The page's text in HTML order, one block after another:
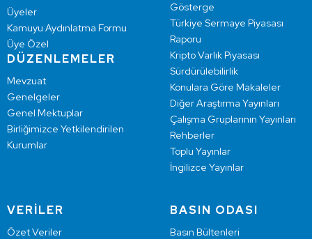
Üyeler
Kamuyu Aydınlatma Formu
Üye Özel
DÜZENLEMELER
Mevzuat
Genelgeler
Genel Mektuplar
Birliğimizce Yetkilendirilen
Kurumlar
Gösterge
Türkiye Sermaye Piyasası
Raporu
Kripto Varlık Piyasası
Sürdürülebilirlik
Konulara Göre Makaleler
Diğer Araştırma Yayınları
Çalışma Gruplarının Yayınları
Rehberler
Toplu Yayınlar
İngilizce Yayınlar
VERİLER
Özet Veriler
BASIN ODASI
Basın Bültenleri